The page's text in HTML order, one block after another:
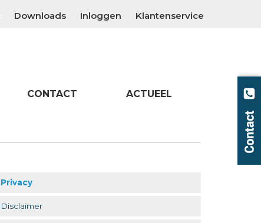
Downloads Inloggen Klantenservice
CONTACT ACTUEEL
Privacy
Disclaimer